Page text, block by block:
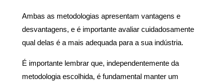
Ambas as metodologias apresentam vantagens e
desvantagens, e é importante avaliar cuidadosamente
qual delas é a mais adequada para a sua indústria.
É importante lembrar que, independentemente da
metodologia escolhida, é fundamental manter um